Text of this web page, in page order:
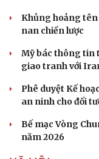
Khủng hoảng tên
nan chiến lược
Mỹ bác thông tin
giao tranh với
Phê duyệt Kế
an ninh cho đối
Bế mạc Vòng
năm 2026